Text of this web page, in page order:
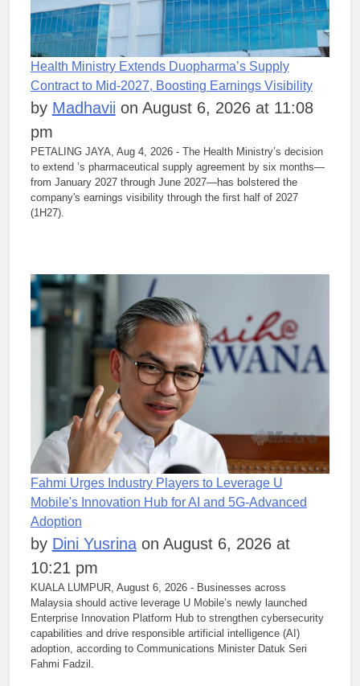
Health Ministry Extends Duopharma’s Supply
Contract to Mid-2027, Boosting Earnings Visibility
by Madhavii on August 6, 2026 at 11:08
pm
PETALING JAYA, Aug 4, 2026 - The Health Ministry’s decision
to extend ’s pharmaceutical supply agreement by six months—
from January 2027 through June 2027—has bolstered the
company's earnings visibility through the first half of 2027
(1H27).
Fahmi Urges Industry Players to Leverage U
Mobile's Innovation Hub for AI and 5G-Advanced
Adoption
by Dini Yusrinaon August 6, 2026 at
10:21 pm
KUALA LUMPUR, August 6, 2026 - Businesses across
Malaysia should active leverage U Mobile’s newly launched
Enterprise Innovation Platform Hub to strengthen cybersecurity
capabilities and drive responsible artificial intelligence (AI)
adoption, according to Communications Minister Datuk Seri
Fahmi Fadzil.